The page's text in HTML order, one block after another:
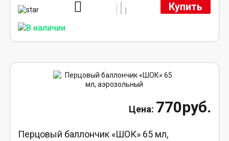
Купить
770руб.
Перцовый баллончик «ШОК» 65 мл,